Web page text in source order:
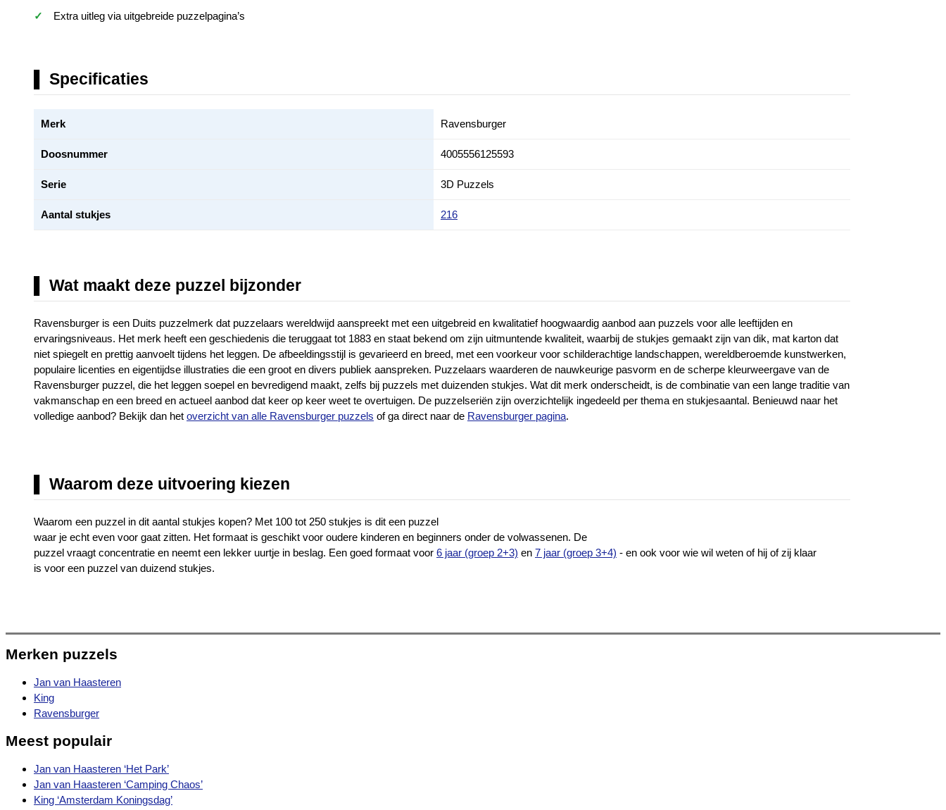
Extra uitleg via uitgebreide puzzelpagina’s
Specificaties
Merk Ravensburger
Doosnummer 4005556125593
Serie 3D Puzzels
Aantal stukjes 216
Wat maakt deze puzzel bijzonder
Ravensburger is een Duits puzzelmerk dat puzzelaars wereldwijd aanspreekt met een uitgebreid en kwalitatief hoogwaardig aanbod aan puzzels voor alle leeftijden en
ervaringsniveaus. Het merk heeft een geschiedenis die teruggaat tot 1883 en staat bekend om zijn uitmuntende kwaliteit, waarbij de stukjes gemaakt zijn van dik, mat karton dat
niet spiegelt en prettig aanvoelt tijdens het leggen. De afbeeldingsstijl is gevarieerd en breed, met een voorkeur voor schilderachtige landschappen, wereldberoemde kunstwerken,
populaire licenties en eigentijdse illustraties die een groot en divers publiek aanspreken. Puzzelaars waarderen de nauwkeurige pasvorm en de scherpe kleurweergave van de
Ravensburger puzzel, die het leggen soepel en bevredigend maakt, zelfs bij puzzels met duizenden stukjes. Wat dit merk onderscheidt, is de combinatie van een lange traditie van
vakmanschap en een breed en actueel aanbod dat keer op keer weet te overtuigen. De puzzelseriën zijn overzichtelijk ingedeeld per thema en stukjesaantal. Benieuwd naar het
volledige aanbod? Bekijk dan het overzicht van alle Ravensburger puzzels of ga direct naar de Ravensburger pagina.
Waarom deze uitvoering kiezen
Waarom een puzzel in dit aantal stukjes kopen? Met 100 tot 250 stukjes is dit een puzzel
waar je echt even voor gaat zitten. Het formaat is geschikt voor oudere kinderen en beginners onder de volwassenen. De
puzzel vraagt concentratie en neemt een lekker uurtje in beslag. Een goed formaat voor 6 jaar (groep 2+3) en 7 jaar (groep 3+4) - en ook voor wie wil weten of hij of zij klaar
is voor een puzzel van duizend stukjes.
Merken puzzels
Jan van Haasteren
King
Ravensburger
Meest populair
Jan van Haasteren ‘Het Park’
Jan van Haasteren ‘Camping Chaos’
King ‘Amsterdam Koningsdag’